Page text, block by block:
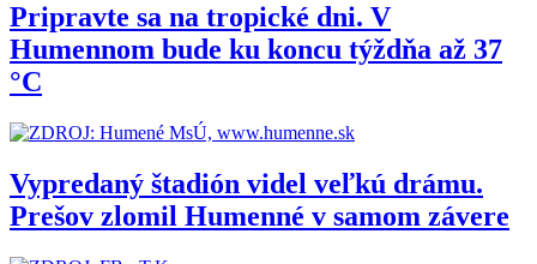
Pripravte sa na tropické dni. V
Humennom bude ku koncu týždňa až 37
°C
Vypredaný štadión videl veľkú drámu.
Prešov zlomil Humenné v samom závere